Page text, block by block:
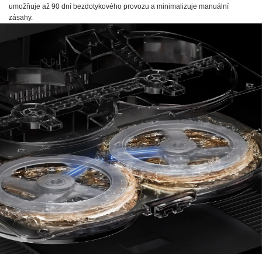
umožňuje až 90 dní bezdotykového provozu a minimalizuje manuální
zásahy.